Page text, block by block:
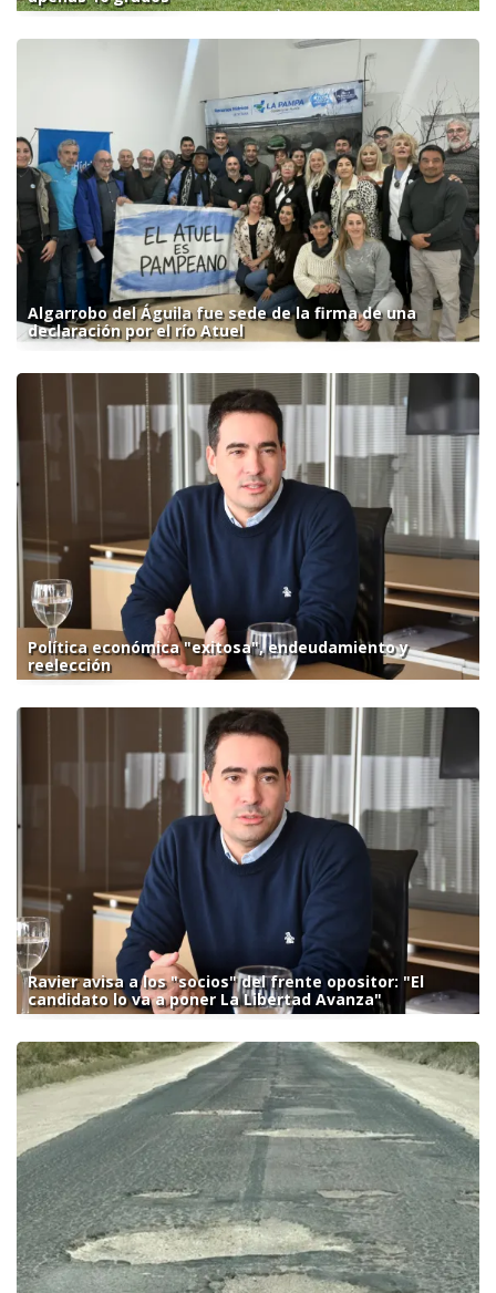
Algarrobo del Águila fue sede de la firma de una
declaración por el río Atuel
Política económica "exitosa", endeudamiento y
reelección
Ravier avisa a los "socios" del frente opositor: "El
candidato lo va a poner La Libertad Avanza"